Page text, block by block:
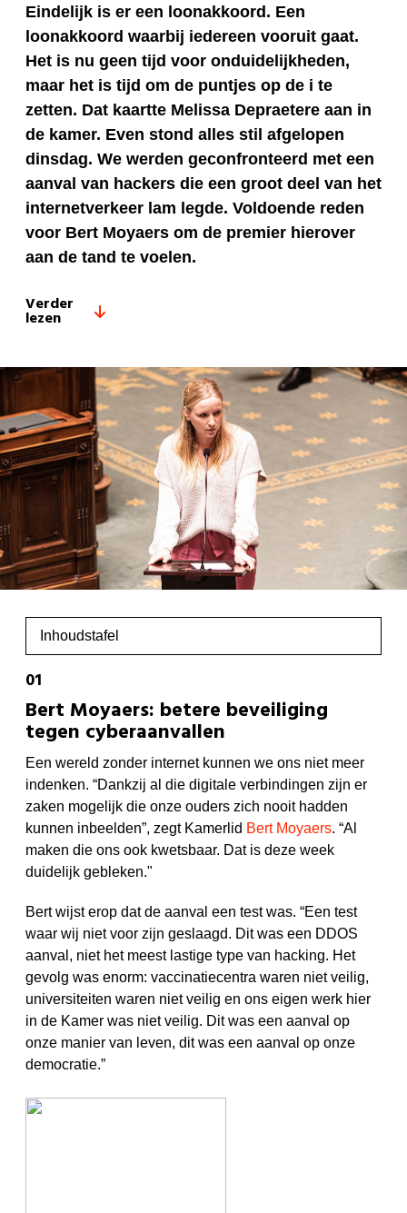
Eindelijk is er een loonakkoord. Een
loonakkoord waarbij iedereen vooruit gaat.
Het is nu geen tijd voor onduidelijkheden,
maar het is tijd om de puntjes op de i te
zetten. Dat kaartte Melissa Depraetere aan in
de kamer. Even stond alles stil afgelopen
dinsdag. We werden geconfronteerd met een
aanval van hackers die een groot deel van het
internetverkeer lam legde. Voldoende reden
voor Bert Moyaers om de premier hierover
aan de tand te voelen.
Verder
lezen
Inhoudstafel
Bert Moyaers: betere beveiliging
tegen cyberaanvallen
Een wereld zonder internet kunnen we ons niet meer
indenken. “Dankzij al die digitale verbindingen zijn er
zaken mogelijk die onze ouders zich nooit hadden
kunnen inbeelden”, zegt Kamerlid Bert Moyaers. “Al
maken die ons ook kwetsbaar. Dat is deze week
duidelijk gebleken."
Bert wijst erop dat de aanval een test was. “Een test
waar wij niet voor zijn geslaagd. Dit was een DDOS
aanval, niet het meest lastige type van hacking. Het
gevolg was enorm: vaccinatiecentra waren niet veilig,
universiteiten waren niet veilig en ons eigen werk hier
in de Kamer was niet veilig. Dit was een aanval op
onze manier van leven, dit was een aanval op onze
democratie.”